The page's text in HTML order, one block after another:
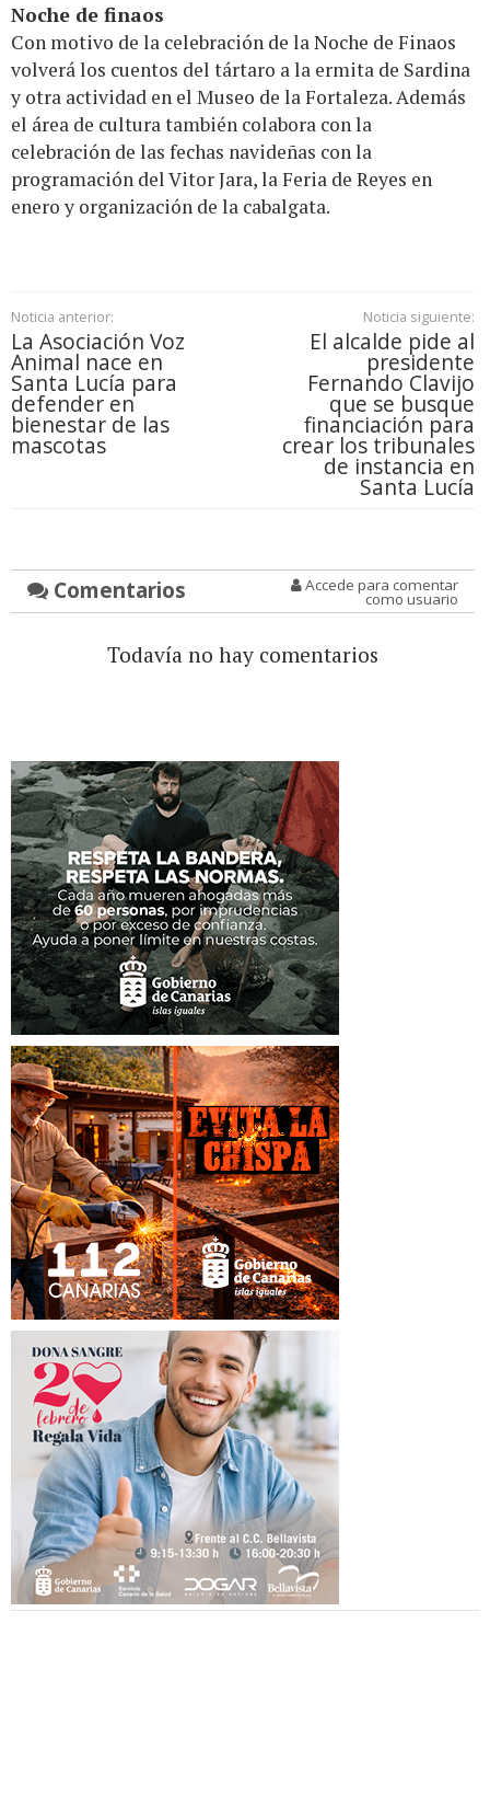
Noche de finaos
Con motivo de la celebración de la Noche de Finaos
volverá los cuentos del tártaro a la ermita de Sardina
y otra actividad en el Museo de la Fortaleza. Además
el área de cultura también colabora con la
celebración de las fechas navideñas con la
programación del Vitor Jara, la Feria de Reyes en
enero y organización de la cabalgata.
Noticia anterior:
La Asociación Voz
Animal nace en
Santa Lucía para
defender en
bienestar de las
mascotas
Noticia siguiente:
El alcalde pide al
presidente
Fernando Clavijo
que se busque
financiación para
crear los tribunales
de instancia en
Santa Lucía
Comentarios Accede para comentar
como usuario
Todavía no hay comentarios